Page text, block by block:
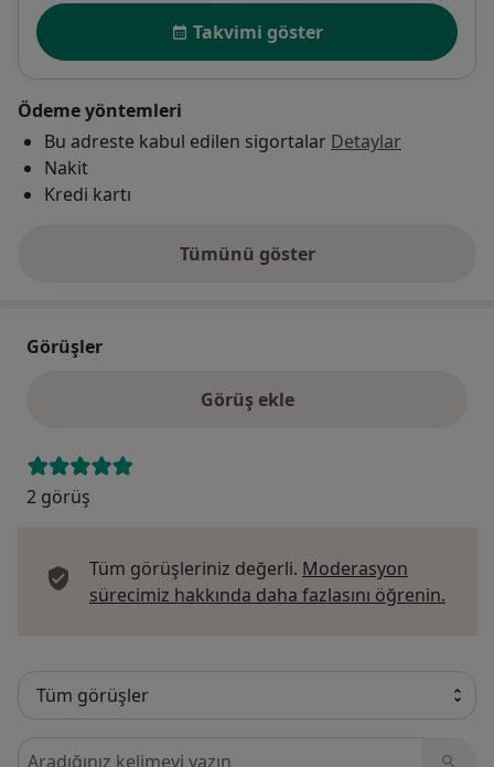
Uygunluk
Takvimi göster
Ödeme yöntemleri
Bu adreste kabul edilen sigortalar Detaylar
Nakit
Kredi kartı
Tümünü göster
adres hakkında
Görüşler
Görüş ekle
2 görüş
Tüm görüşleriniz değerli. Moderasyon
sürecimiz hakkında daha fazlasını öğrenin.
Görüşler içerisinde ara